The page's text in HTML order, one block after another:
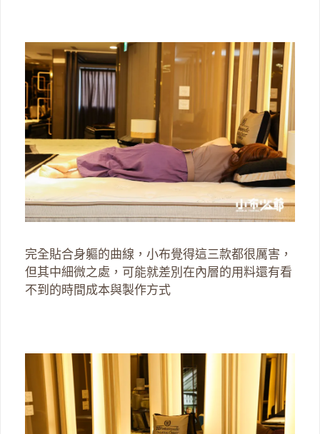
完全貼合身軀的曲線，小布覺得這三款都很厲害，
但其中細微之處，可能就差別在內層的用料還有看
不到的時間成本與製作方式